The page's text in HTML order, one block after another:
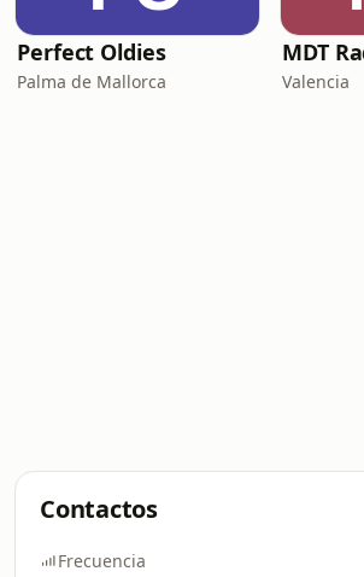
Perfect Oldies
Palma de Mallorca
MDT
Valencia
Contactos
Frecuencia